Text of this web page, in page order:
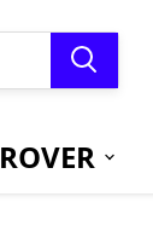
ROVER